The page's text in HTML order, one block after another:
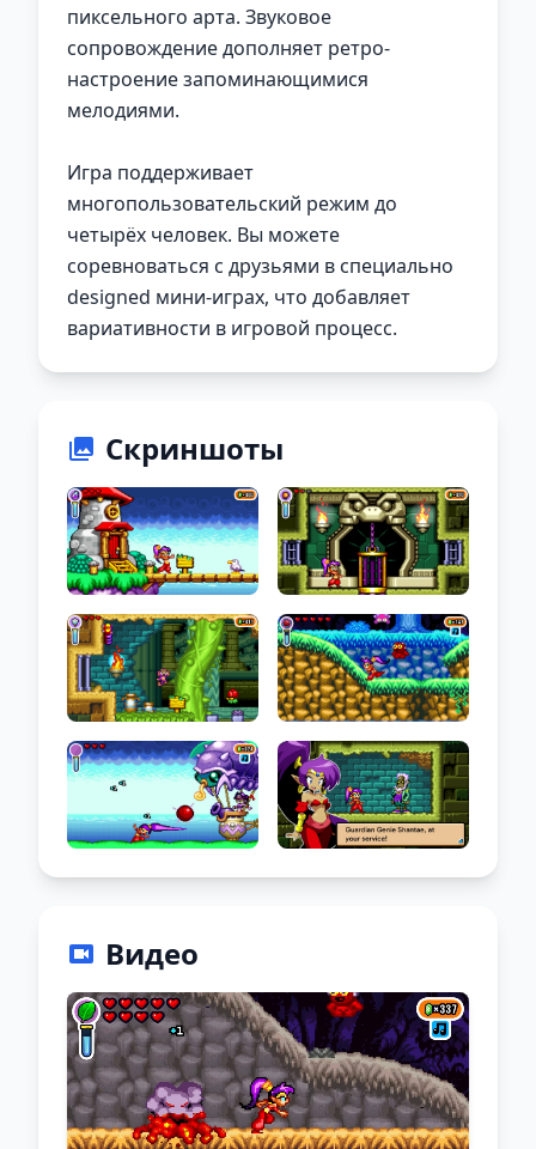
пиксельного арта. Звуковое
сопровождение дополняет ретро-
настроение запоминающимися
мелодиями.
Игра поддерживает
многопользовательский режим до
четырёх человек. Вы можете
соревноваться с друзьями в специально
designed мини-играх, что добавляет
вариативности в игровой процесс.
Скриншоты
Видео